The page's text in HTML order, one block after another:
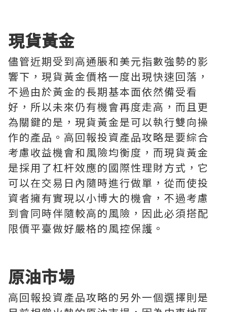
現貨黃金
儘管近期受到高通脹和美元指數強勢的影
響下，現貨黃金價格一度出現快速回落，
不過由於黃金的長期基本面依然備受看
好，所以未來仍有機會再度走高，而且更
為關鍵的是，現貨黃金是可以執行雙向操
作的產品。高回報投資產品攻略是要綜合
考慮收益機會和風險均衡度，而現貨黃金
是採用了杠杆效應的國際性理財方式，它
可以在交易日內隨時進行做單，從而使投
資者擁有實現以小博大的機會，不過考慮
到會同時伴隨較高的風險，因此必須搭配
限價平臺做好嚴格的風控保護。
原油市場
高回報投資產品攻略的另外一個選擇則是